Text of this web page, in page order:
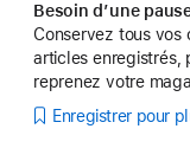
Besoin d’une
Conservez tous vos
articles enregistrés,
reprenez votre
Enregistrer pour